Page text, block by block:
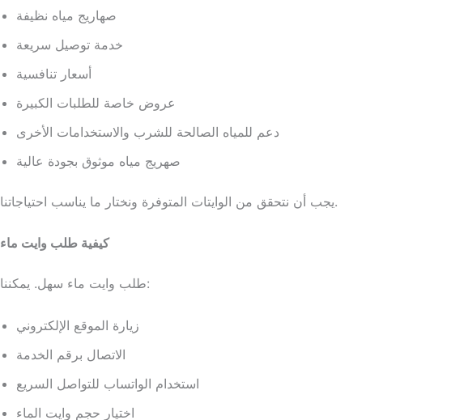
صهاريج مياه نظيفة
خدمة توصيل سريعة
أسعار تنافسية
عروض خاصة للطلبات الكبيرة
دعم للمياه الصالحة للشرب والاستخدامات الأخرى
صهريج مياه موثوق بجودة عالية
يجب أن نتحقق من الوايتات المتوفرة ونختار ما يناسب احتياجاتنا.
كيفية طلب وايت ماء
طلب وايت ماء سهل. يمكننا:
زيارة الموقع الإلكتروني
الاتصال برقم الخدمة
استخدام الواتساب للتواصل السريع
اختيار حجم وايت الماء